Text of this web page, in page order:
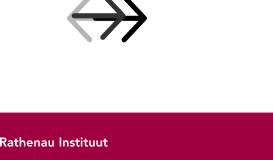
Footer-menu
Rathenau logo, naar de homepage